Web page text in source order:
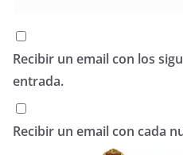
Recibir un email con los
entrada.
Recibir un email con cada